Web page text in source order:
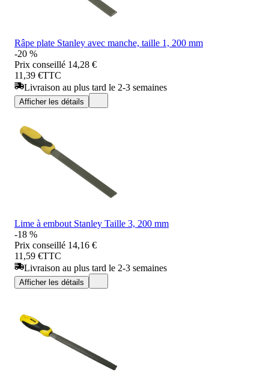
Râpe plate Stanley avec manche, taille 1, 200 mm
-20 %
Prix conseillé 14,28 €
11,39 €TTC
Livraison au plus tard le 2-3 semaines
Afficher les détails
Lime à embout Stanley Taille 3, 200 mm
-18 %
Prix conseillé 14,16 €
11,59 €TTC
Livraison au plus tard le 2-3 semaines
Afficher les détails